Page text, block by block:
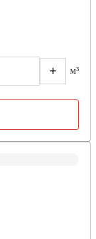
+ м³